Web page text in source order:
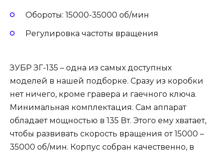
Обороты: 15000-35000 об/мин
Регулировка частоты вращения
ЗУБР ЗГ-135 – одна из самых доступных
моделей в нашей подборке. Сразу из коробки
нет ничего, кроме гравера и гаечного ключа.
Минимальная комплектация. Сам аппарат
обладает мощностью в 135 Вт. Этого ему хватает,
чтобы развивать скорость вращения от 15000 –
35000 об/мин. Корпус собран качественно, в